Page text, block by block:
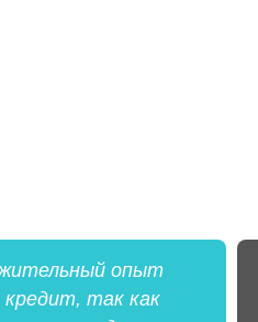
опыт
кредит, так как